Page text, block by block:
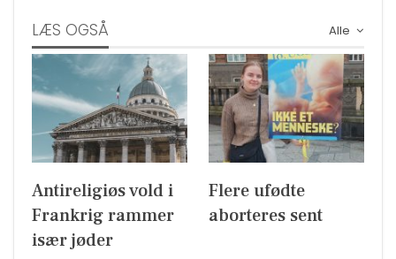
Alle
LÆS OGSÅ
Antireligiøs vold i
Frankrig rammer
især jøder
Flere ufødte
aborteres sent